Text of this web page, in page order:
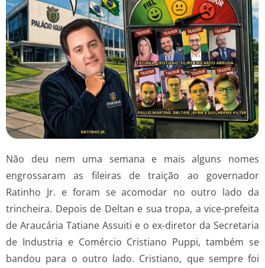
Não deu nem uma semana e mais alguns nomes
engrossaram as fileiras de traição ao governador
Ratinho Jr. e foram se acomodar no outro lado da
trincheira. Depois de Deltan e sua tropa, a vice-prefeita
de Araucária Tatiane Assuiti e o ex-diretor da Secretaria
de Industria e Comércio Cristiano Puppi, também se
bandou para o outro lado. Cristiano, que sempre foi